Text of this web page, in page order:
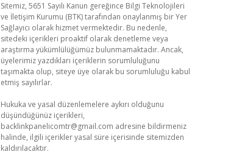
Sitemiz, 5651 Sayılı Kanun gereğince Bilgi Teknolojileri
ve İletişim Kurumu (BTK) tarafından onaylanmış bir Yer
Sağlayıcı olarak hizmet vermektedir. Bu nedenle,
sitedeki içerikleri proaktif olarak denetleme veya
araştırma yükümlülüğümüz bulunmamaktadır. Ancak,
üyelerimiz yazdıkları içeriklerin sorumluluğunu
taşımakta olup, siteye üye olarak bu sorumluluğu kabul
etmiş sayılırlar.
Hukuka ve yasal düzenlemelere aykırı olduğunu
düşündüğünüz içerikleri,
backlinkpanelicomtr@gmail.com adresine bildirmeniz
halinde, ilgili içerikler yasal süre içerisinde sitemizden
kaldırılacaktır.